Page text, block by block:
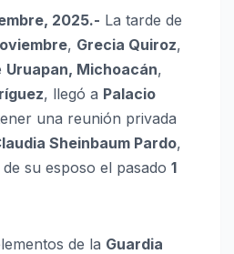
2025.- La tarde de
, Grecia Quiroz,
Uruapan, Michoacán,
, llegó a Palacio
una reunión privada
Sheinbaum Pardo,
su esposo el pasado 1
de la Guardia